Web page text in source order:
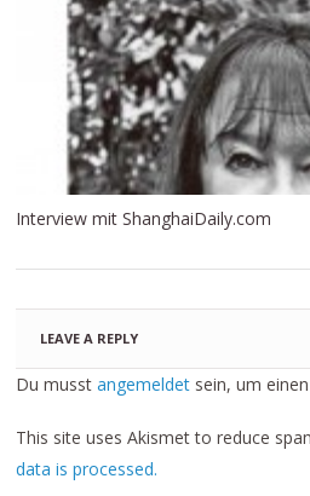
Interview mit ShanghaiDaily.com
LEAVE A REPLY
Du musstangemeldet sein, um
This site uses Akismet to reduce
data is processed.